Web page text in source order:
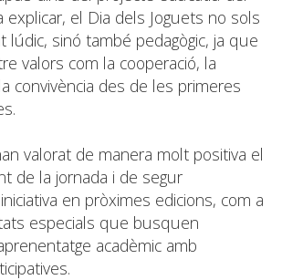
explicar, el Dia dels Joguets no sols
sinó també pedagògic, ja que
valors com la cooperació, la
convivència des de les primeres
valorat de manera molt positiva el
de la jornada i de segur
en pròximes edicions, com a
especials que busquen
acadèmic amb